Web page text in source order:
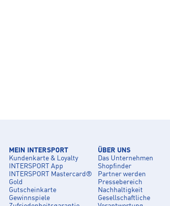
MEIN INTERSPORT
Kundenkarte & Loyalty
INTERSPORT App
INTERSPORT Mastercard®
Gold
Gutscheinkarte
Gewinnspiele
ÜBER UNS
Das Unternehmen
Shopfinder
Partner werden
Pressebereich
Nachhaltigkeit
Gesellschaftliche